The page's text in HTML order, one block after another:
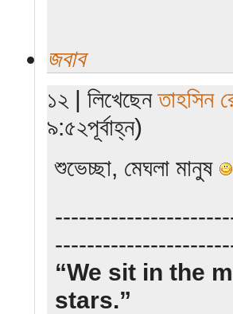
জবাব
১২ | লিখেছেনতাহসিন
৯:৫২পূর্বাহ্ন)
শুভেচ্ছা, মেঘলা মানুষ
“We sit in the
stars.”